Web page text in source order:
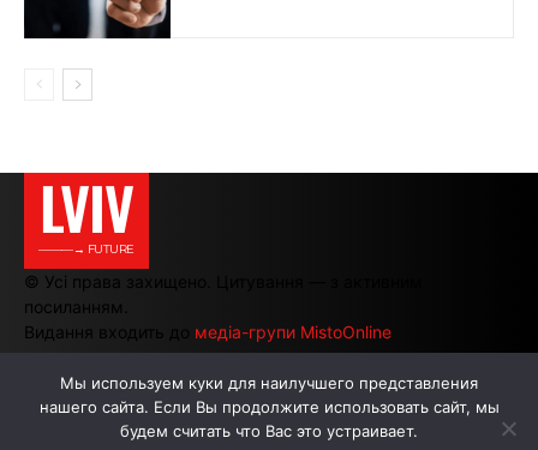
LVIV
———→ FUTURE
© Усі права захищено. Цитування — з активним
посиланням.
Видання входить до медіа-групи MistoOnline
АВТОРИ РЕКЛАМА НА САЙТІ
Мы используем куки для наилучшего представления
нашего сайта. Если Вы продолжите использовать сайт, мы
будем считать что Вас это устраивает.